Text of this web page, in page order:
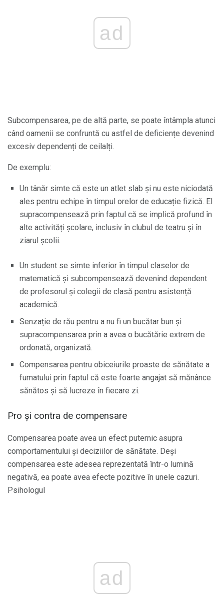
ad
Subcompensarea, pe de altă parte, se poate întâmpla atunci
când oamenii se confruntă cu astfel de deficiențe devenind
excesiv dependenți de ceilalți.
De exemplu:
Un tânăr simte că este un atlet slab și nu este niciodată
ales pentru echipe în timpul orelor de educație fizică. El
supracompensează prin faptul că se implică profund în
alte activități școlare, inclusiv în clubul de teatru și în
ziarul școlii.
Un student se simte inferior în timpul claselor de
matematică și subcompensează devenind dependent
de profesorul și colegii de clasă pentru asistență
academică.
Senzație de rău pentru a nu fi un bucătar bun și
supracompensarea prin a avea o bucătărie extrem de
ordonată, organizată.
Compensarea pentru obiceiurile proaste de sănătate a
fumatului prin faptul că este foarte angajat să mănânce
sănătos și să lucreze în fiecare zi.
Pro și contra de compensare
Compensarea poate avea un efect puternic asupra
comportamentului și deciziilor de sănătate. Deși
compensarea este adesea reprezentată într-o lumină
negativă, ea poate avea efecte pozitive în unele cazuri.
Psihologul
ad